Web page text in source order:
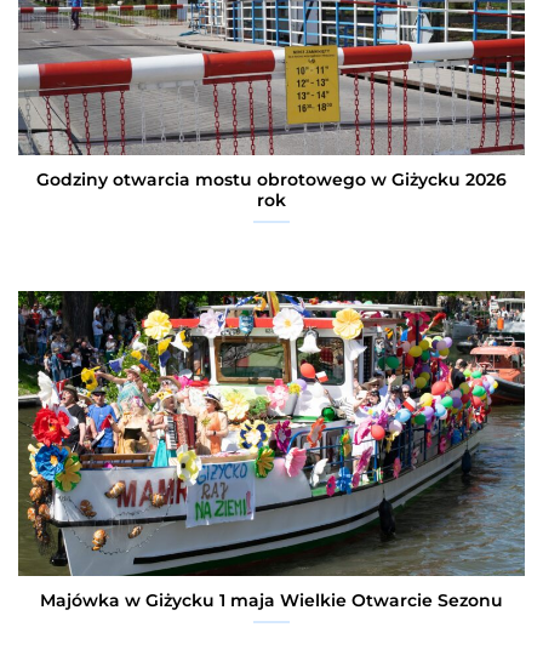
Godziny otwarcia mostu obrotowego w Giżycku 2026
rok
Majówka w Giżycku 1 maja Wielkie Otwarcie Sezonu